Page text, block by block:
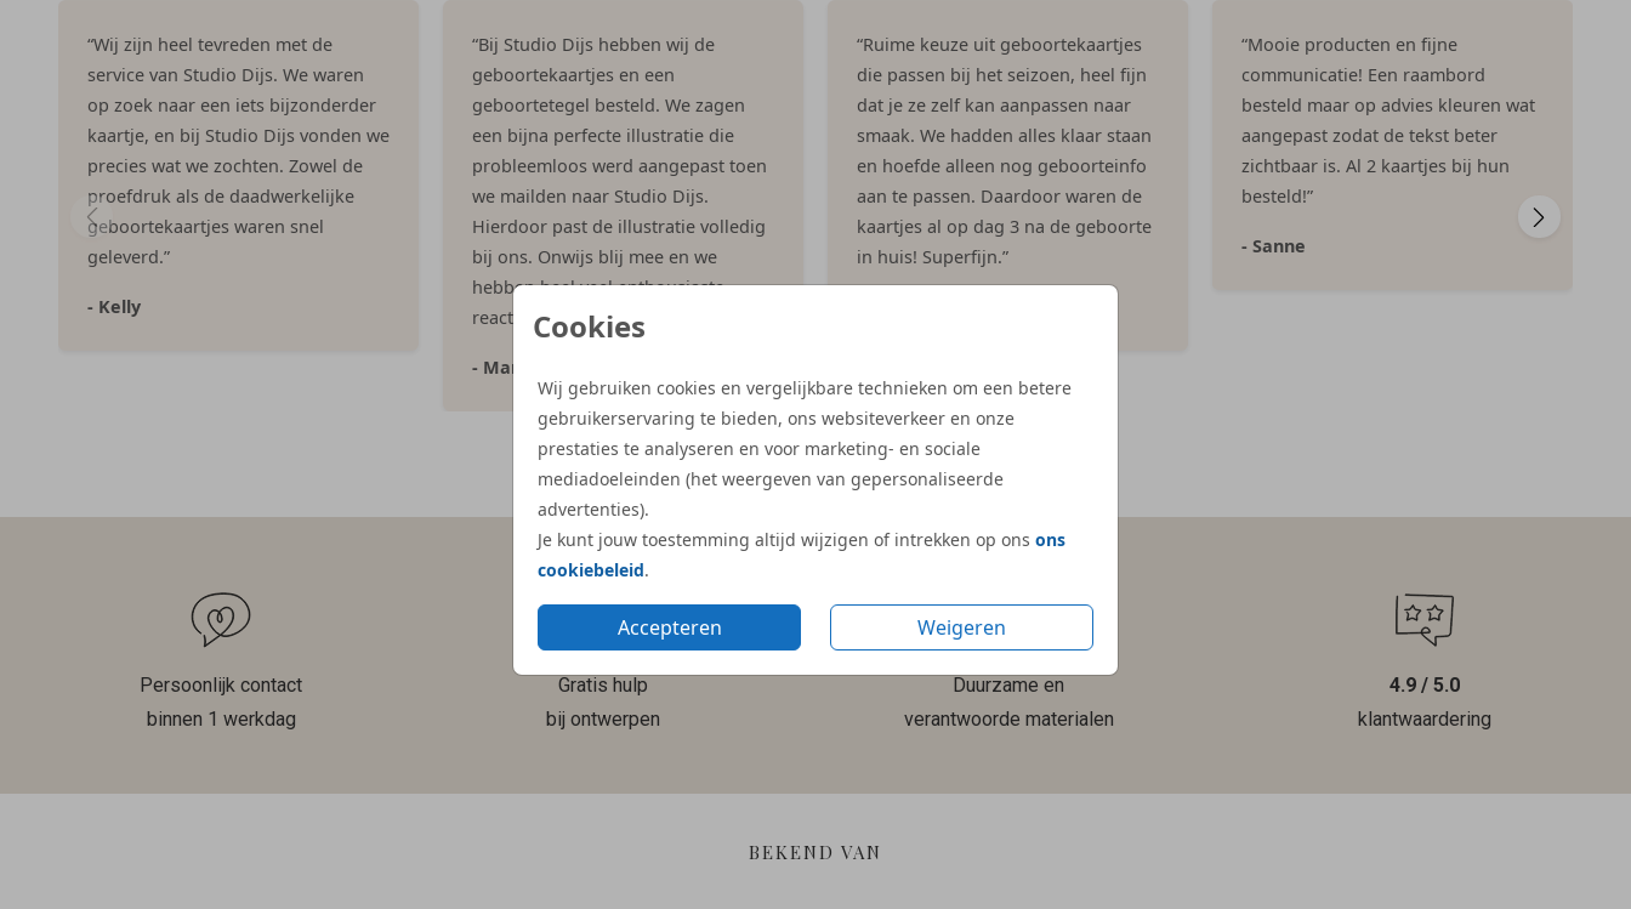
Cookies
Wij gebruiken cookies en vergelijkbare technieken om een betere
gebruikerservaring te bieden, ons websiteverkeer en onze
prestaties te analyseren en voor marketing- en sociale
mediadoeleinden (het weergeven van gepersonaliseerde
advertenties).
Je kunt jouw toestemming altijd wijzigen of intrekken op ons ons
cookiebeleid.
Accepteren Weigeren
“Wij zijn heel tevreden met de
service van Studio Dijs. We waren
op zoek naar een iets bijzonderder
kaartje, en bij Studio Dijs vonden we
precies wat we zochten. Zowel de
proefdruk als de daadwerkelijke
geboortekaartjes waren snel
geleverd.”
- Kelly
“Bij Studio Dijs hebben wij de
geboortekaartjes en een
geboortetegel besteld. We zagen
een bijna perfecte illustratie die
probleemloos werd aangepast toen
we mailden naar Studio Dijs.
Hierdoor past de illustratie volledig
bij ons. Onwijs blij mee en we
hebben heel veel enthousiaste
reacties gekregen op het kaartje!”
- Marloes
“Ruime keuze uit geboortekaartjes
die passen bij het seizoen, heel fijn
dat je ze zelf kan aanpassen naar
smaak. We hadden alles klaar staan
en hoefde alleen nog geboorteinfo
aan te passen. Daardoor waren de
kaartjes al op dag 3 na de geboorte
in huis! Superfijn.”
“Mooie producten en fijne
communicatie! Een raambord
besteld maar op advies kleuren wat
aangepast zodat de tekst beter
zichtbaar is. Al 2 kaartjes bij hun
besteld!”
- Sanne
Meer reviews
Persoonlijk contact
binnen 1 werkdag
Gratis hulp
bij ontwerpen
Duurzame en
verantwoorde materialen
4.9 / 5.0
klantwaardering
BEKEND VAN